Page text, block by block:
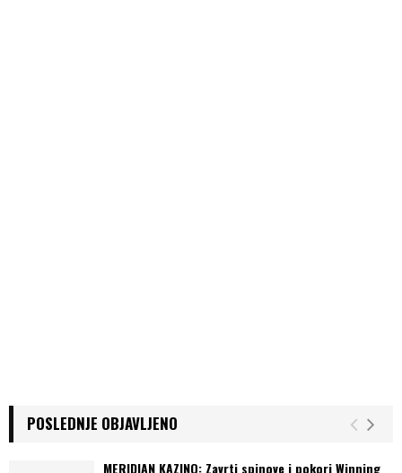
POSLEDNJE OBJAVLJENO
MERIDIAN KAZINO: Zavrti spinove i pokori Winning